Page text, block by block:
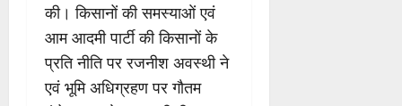
की। किसानों की समस्याओं एवं
आम आदमी पार्टी की किसानों के
प्रति नीति पर रजनीश अवस्थी ने
एवं भूमि अधिग्रहण पर गौतम